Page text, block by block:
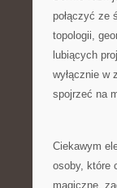
połączyć ze
topologii,
lubiących
wyłącznie w
spojrzeć na
Ciekawym
osoby, które
magiczne,